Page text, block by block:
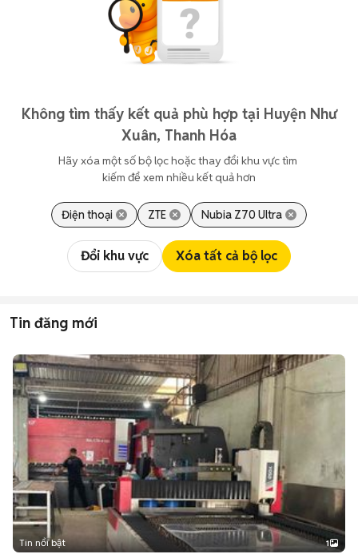
Không tìm thấy kết quả phù hợp tại Huyện Như
Xuân, Thanh Hóa
Hãy xóa một số bộ lọc hoặc thay đổi khu vực tìm
kiếm để xem nhiều kết quả hơn
Điện thoại ZTE Nubia Z70 Ultra
Đổi khu vực Xóa tất cả bộ lọc
Tin đăng mới
Tin nổi bật 1